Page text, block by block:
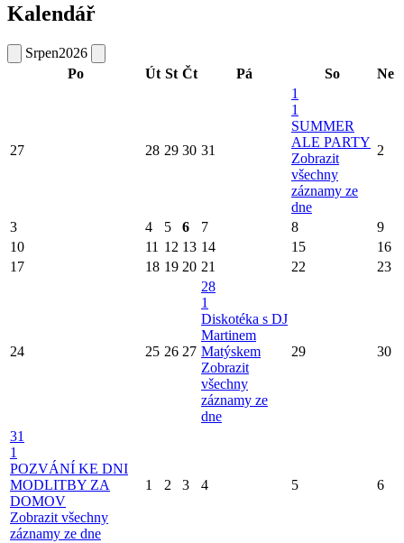
Kalendář
Srpen2026
Po
Út St Čt Pá So Ne
27 28 29 30 31
1
1
SUMMER
ALE PARTY
Zobrazit
všechny
záznamy ze
dne
2
3 4 5 6 7 8
9
10
11 12 13 14 15
16
17
18 19 20 21 22 23
24 25 26 27
28
1
Diskotéka s DJ
Martinem
Matýskem
Zobrazit
všechny
záznamy ze
dne
29 30
31
1
POZVÁNÍ KE DNI
MODLITBY ZA
DOMOV
Zobrazit všechny
záznamy ze dne
1 2 3 4 5 6